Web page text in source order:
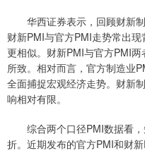
华西证券表示，回顾财新
财新PMI与官方PMI走势常出
更相似。财新PMI与官方PMI
所致。相对而言，官方制造业
全面捕捉宏观经济走势。财新
响相对有限。
综合两个口径PMI数据看
折。近期发布的官方PMI和财